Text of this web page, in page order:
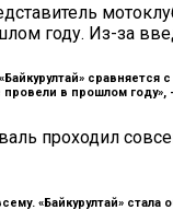
году. Из-за
провели в прошлом году»,
проходил
«Байкурултай»